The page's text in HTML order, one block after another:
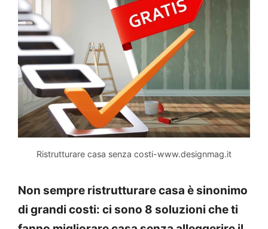
Ristrutturare casa senza costi-www.designmag.it
Non sempre ristrutturare casa è sinonimo
di grandi costi: ci sono 8 soluzioni che ti